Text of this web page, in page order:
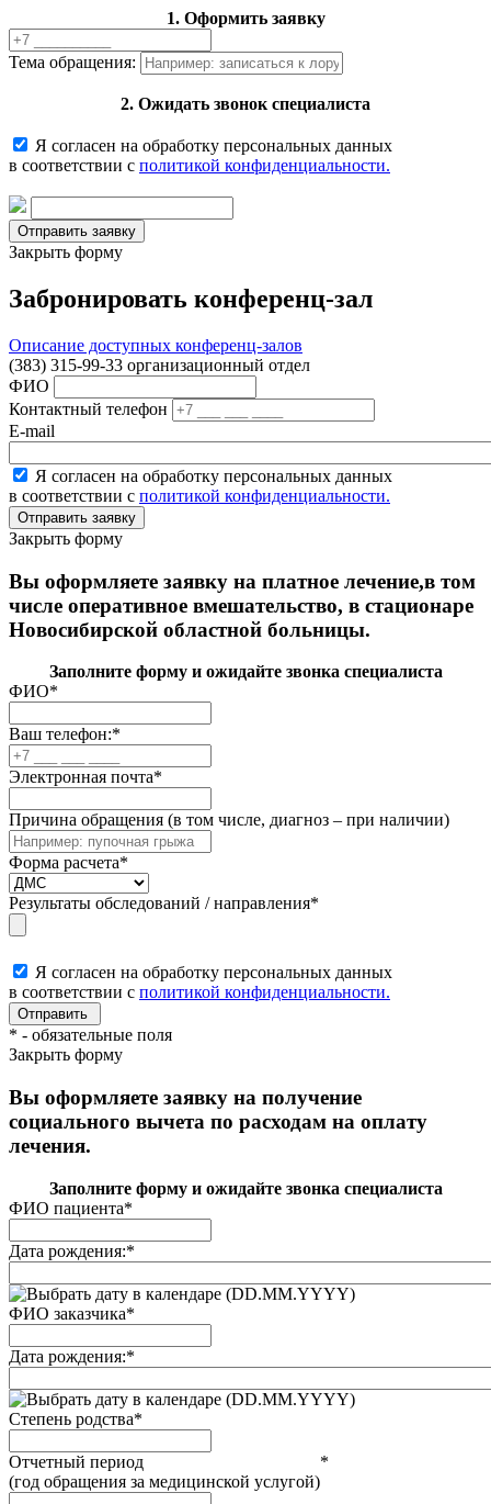
1. Оформить заявку
Тема обращения:
2. Ожидать звонок специалиста
Я согласен на обработку персональных данных
в соответствии с политикой конфиденциальности.
Закрыть форму
Забронировать конференц-зал
Описание доступных конференц-залов
(383) 315-99-33 организационный отдел
ФИО
Контактный телефон
E-mail
Я согласен на обработку персональных данных
в соответствии с политикой конфиденциальности.
Закрыть форму
Вы оформляете заявку на платное лечение,в том
числе оперативное вмешательство, в стационаре
Новосибирской областной больницы.
Заполните форму и ожидайте звонка специалиста
ФИО*
Ваш телефон:*
Электронная почта*
Причина обращения (в том числе, диагноз – при наличии)
Форма расчета*
Результаты обследований / направления*
Я согласен на обработку персональных данных
в соответствии с политикой конфиденциальности.
* - обязательные поля
Закрыть форму
Вы оформляете заявку на получение
социального вычета по расходам на оплату
лечения.
Заполните форму и ожидайте звонка специалиста
ФИО пациента*
Дата рождения:*
(DD.MM.YYYY)
ФИО заказчика*
Дата рождения:*
(DD.MM.YYYY)
Степень родства*
Отчетный период
(год обращения за медицинской услугой)
*